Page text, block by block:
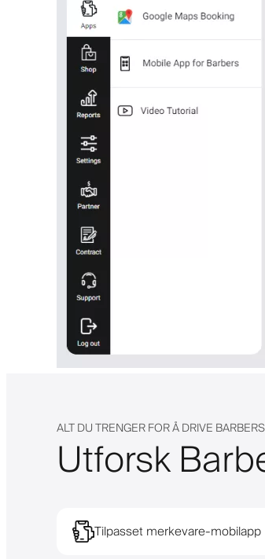
ALT DU TRENGER FOR Å DRIVE
Utforsk
Tilpasset merkevare-mobilapp